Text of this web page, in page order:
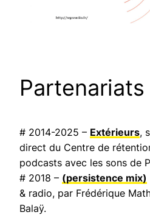
# 2014-2025 – Extérieurs,
direct du Centre de
podcasts avec les sons de
# 2018 – (persistence mix)
& radio, par Frédérique
Balaÿ.